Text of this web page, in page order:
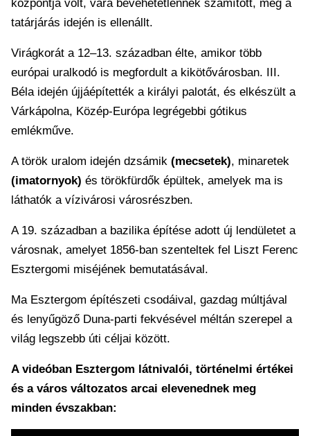
központja volt, vára bevehetetlennek számított, még a
tatárjárás idején is ellenállt.
Virágkorát a 12–13. században élte, amikor több
európai uralkodó is megfordult a kikötővárosban. III.
Béla idején újjáépítették a királyi palotát, és elkészült a
Várkápolna, Közép-Európa legrégebbi gótikus
emlékműve.
A török uralom idején dzsámik (mecsetek), minaretek
(imatornyok) és törökfürdők épültek, amelyek ma is
láthatók a vízivárosi városrészben.
A 19. században a bazilika építése adott új lendületet a
városnak, amelyet 1856-ban szenteltek fel Liszt Ferenc
Esztergomi miséjének bemutatásával.
Ma Esztergom építészeti csodáival, gazdag múltjával
és lenyűgöző Duna-parti fekvésével méltán szerepel a
világ legszebb úti céljai között.
A videóban Esztergom látnivalói, történelmi értékei
és a város változatos arcai elevenednek meg
minden évszakban: